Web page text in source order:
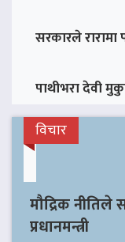
सरकारले रारामा
पाथीभरा देवी
विचार
मौद्रिक
प्रधानमन्त्री